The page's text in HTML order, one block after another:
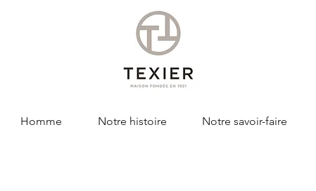
Homme Notre histoire Notre savoir-faire